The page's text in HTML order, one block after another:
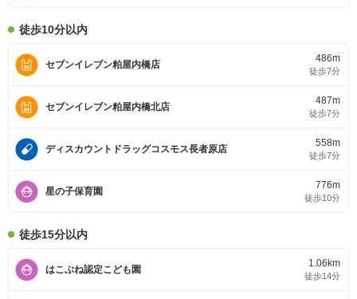
徒歩10分以内
セブンイレブン粕屋内橋店
486m
徒歩7分
セブンイレブン粕屋内橋北店
487m
徒歩7分
ディスカウントドラッグコスモス長者原店
558m
徒歩7分
星の子保育園
776m
徒歩10分
徒歩15分以内
はこぶね認定こども園
1.06km
徒歩14分